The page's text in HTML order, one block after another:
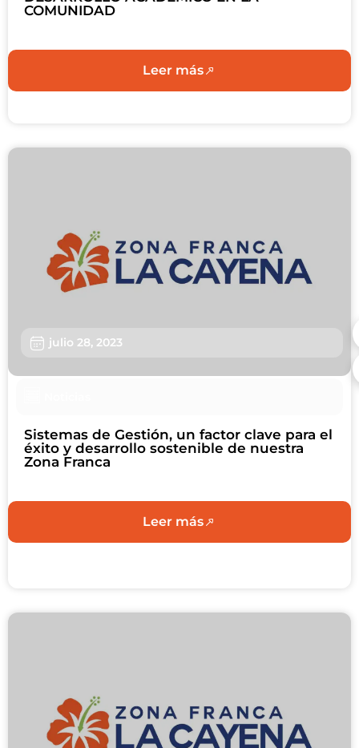
COMUNIDAD
Leer más
julio 28, 2023
Sistemas de Gestión, un factor clave para el
éxito y desarrollo sostenible de nuestra
Zona Franca
Leer más